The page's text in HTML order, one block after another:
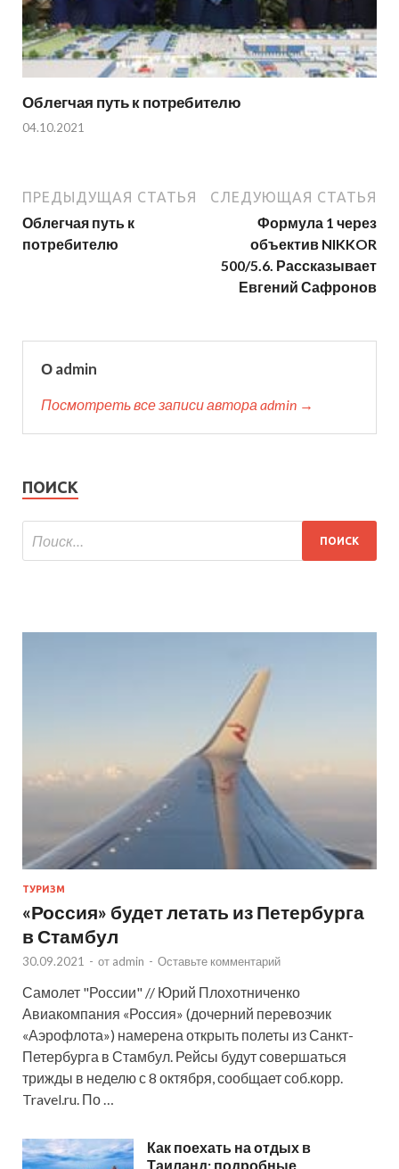
Облегчая путь к потребителю
04.10.2021
ПРЕДЫДУЩАЯ СТАТЬЯ
Облегчая путь к
потребителю
СЛЕДУЮЩАЯ СТАТЬЯ
Формула 1 через
объектив NIKKOR
500/5.6. Рассказывает
Евгений Сафронов
О admin
Посмотреть все записи автора admin →
ПОИСК
ТУРИЗМ
«Россия» будет летать из Петербурга
в Стамбул
30.09.2021 - от admin - Оставьте комментарий
Самолет "России" // Юрий Плохотниченко
Авиакомпания «Россия» (дочерний перевозчик
«Аэрофлота») намерена открыть полеты из Санкт-
Петербурга в Стамбул. Рейсы будут совершаться
трижды в неделю с 8 октября, сообщает соб.корр.
Travel.ru. По …
Как поехать на отдых в
Таиланд: подробные